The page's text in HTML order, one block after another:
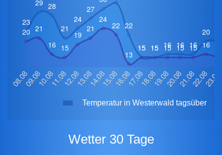
Temperatur in Westerwald tagsüber
Wetter 30 Tage